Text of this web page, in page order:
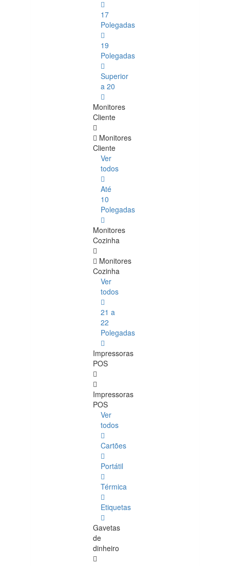
17
Polegadas
19
Polegadas
Superior
a 20
Monitores
Cliente
Monitores
Cliente
Ver
todos
Até
10
Polegadas
Monitores
Cozinha
Monitores
Cozinha
Ver
todos
21 a
22
Polegadas
Impressoras
POS
Impressoras
POS
Ver
todos
Cartões
Portátil
Térmica
Etiquetas
Gavetas
de
dinheiro